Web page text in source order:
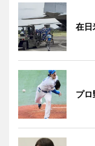
在日
プ